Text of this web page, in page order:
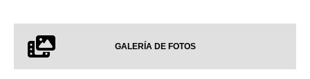
GALERÍA DE FOTOS